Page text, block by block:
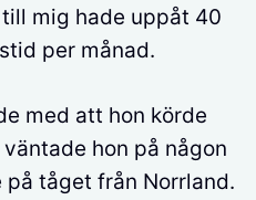
mig hade uppåt 40
per månad.
med att hon körde
hon på någon
tåget från Norrland.